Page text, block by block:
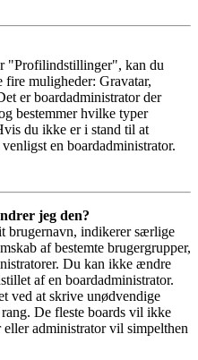
"Profilindstillinger", kan du
fire muligheder: Gravatar,
er boardadministrator der
bestemmer hvilke typer
du ikke er i stand til at
en boardadministrator.
jeg den?
brugernavn, indikerer særlige
af bestemte brugergrupper,
Du kan ikke ændre
af en boardadministrator.
ved at skrive unødvendige
De fleste boards vil ikke
eller administrator vil simpelthen